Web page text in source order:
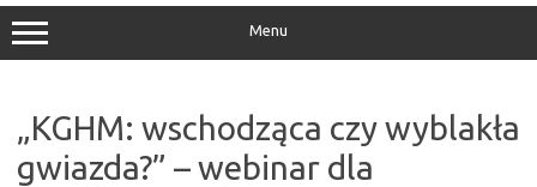
Menu
„KGHM: wschodząca czy wyblakła
gwiazda?” – webinar dla